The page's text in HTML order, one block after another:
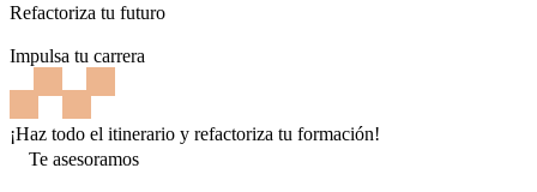
Refactoriza tu futuro
Impulsa tu carrera
¡Haz todo el itinerario y refactoriza tu formación!
Te asesoramos